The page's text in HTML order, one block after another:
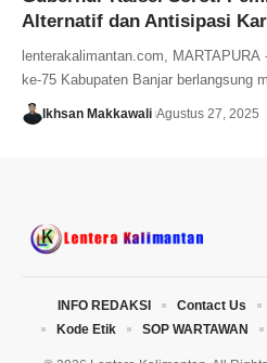
Alternatif dan Antisipasi
lenterakalimantan.com,
ke-75 Kabupaten Banjar berlangsung
Ikhsan Makkawali Agustus 27, 2025
INFO REDAKSI Contact Us
Kode Etik
SOP WARTAWAN